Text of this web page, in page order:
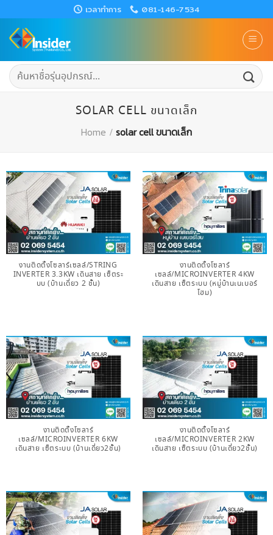
to
content
เวลาทำการ 081-146-7534
ค้นหา:
SOLAR CELL ขนาดเล็ก
Home / solar cell ขนาดเล็ก
งานติดตั้งโซลาร์เซลล์/STRING
INVERTER 3.3KW เดินสาย เซ็ตระ
บบ (บ้านเดี่ยว 2 ชั้น)
งานติดตั้งโซลาร์
เซลล์/MICROINVERTER 4KW
เดินสาย เซ็ตระบบ (หมู่บ้านเนเบอร์
โฮม)
งานติดตั้งโซลาร์
เซลล์/MICROINVERTER 6KW
เดินสาย เซ็ตระบบ (บ้านเดี่ยว2ชั้น)
งานติดตั้งโซลาร์
เซลล์/MICROINVERTER 2KW
เดินสาย เซ็ตระบบ (บ้านเดี่ยว2ชั้น)